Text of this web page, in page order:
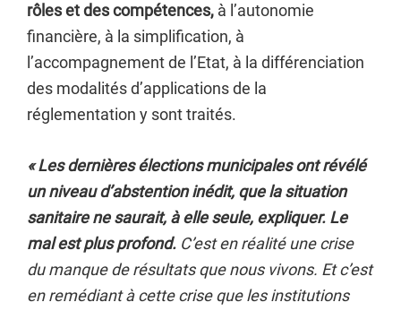
rôles et des compétences, à l’autonomie
financière, à la simplification, à
l’accompagnement de l’Etat, à la différenciation
des modalités d’applications de la
réglementation y sont traités.
« Les dernières élections municipales ont révélé
un niveau d’abstention inédit, que la situation
sanitaire ne saurait, à elle seule, expliquer. Le
mal est plus profond. C’est en réalité une crise
du manque de résultats que nous vivons. Et c’est
en remédiant à cette crise que les institutions